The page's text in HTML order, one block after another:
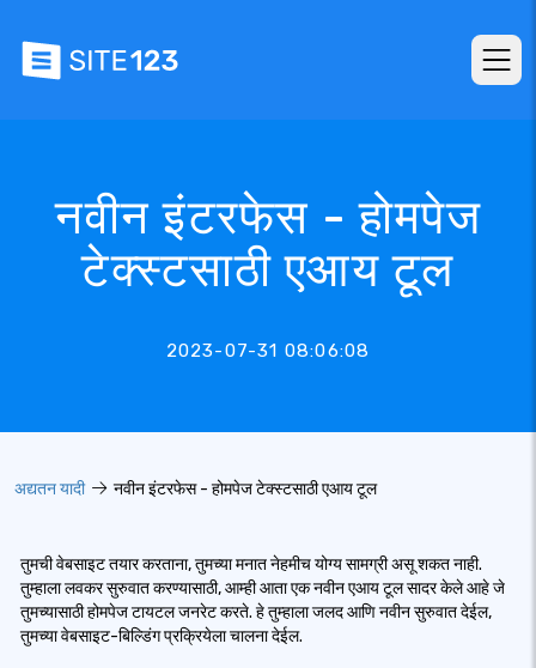
नवीन इंटरफेस - होमपेज
टेक्स्टसाठी एआय टूल
2023-07-31 08:06:08
अद्यतन यादी नवीन इंटरफेस - होमपेज टेक्स्टसाठी एआय टूल
तुमची वेबसाइट तयार करताना, तुमच्या मनात नेहमीच योग्य सामग्री असू शकत नाही.
तुम्हाला लवकर सुरुवात करण्यासाठी, आम्ही आता एक नवीन एआय टूल सादर केले आहे जे
तुमच्यासाठी होमपेज टायटल जनरेट करते. हे तुम्हाला जलद आणि नवीन सुरुवात देईल,
तुमच्या वेबसाइट-बिल्डिंग प्रक्रियेला चालना देईल.